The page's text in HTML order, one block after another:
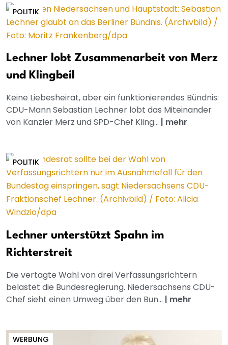
POLITIK
Lechner lobt Zusammenarbeit von Merz
und Klingbeil
Keine Liebesheirat, aber ein funktionierendes Bündnis:
CDU-Mann Sebastian Lechner lobt das Miteinander
von Kanzler Merz und SPD-Chef Kling... | mehr
POLITIK
Lechner unterstützt Spahn im
Richterstreit
Die vertagte Wahl von drei Verfassungsrichtern
belastet die Bundesregierung. Niedersachsens CDU-
Chef sieht einen Umweg über den Bun... | mehr
WERBUNG